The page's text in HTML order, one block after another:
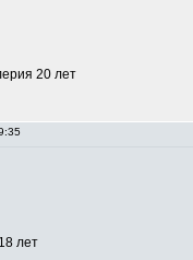
20 лет
лет